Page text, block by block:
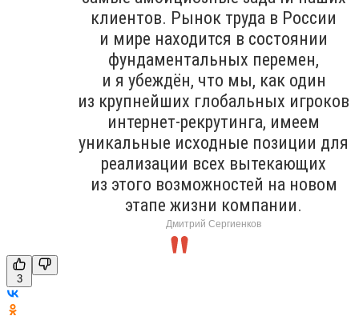
клиентов. Рынок труда в России
и мире находится в состоянии
фундаментальных перемен,
и я убеждён, что мы, как один
из крупнейших глобальных игроков
интернет-рекрутинга, имеем
уникальные исходные позиции для
реализации всех вытекающих
из этого возможностей на новом
этапе жизни компании.
Дмитрий Сергиенков
3